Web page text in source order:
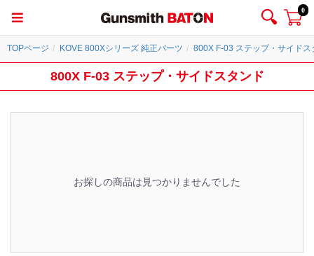
0
TOPページ KOVE 800Xシリーズ 純正パーツ 800X F-03 ステップ・サイドス
800X F-03 ステップ・サイドスタンド
お探しの商品は見つかりませんでした